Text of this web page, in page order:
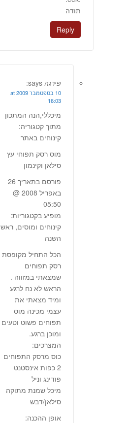
תודה
Reply
פירגה says:
10 בספטמבר 2009 at
16:03
מיכללי,הנה המתכון
מתוך קטגוריה:
קינוחים באתר
מוס רסק תפוחי עץ
סילאן וקינמון
פורסם בתאריך 26
באפריל 2008 @
05:50
מופיע בקטגוריות:
קינוחים ומוסים, ראש
השנה
הכל התחיל מקופסת
רסק תפוחים
שמצאתי במזווה .
הראש לא נח לרגע
ומיד מצאתי את
עצמי מכינה מוס
תפוחים פשוט וטעים
ומוכן ברגע.
המצרכים:
כוס מרסק התפוחים
2 כפות אינסטנט
פודינג וניל
מיכל שמנת מתוקה
סילאן/דבש
אופן ההכנה: